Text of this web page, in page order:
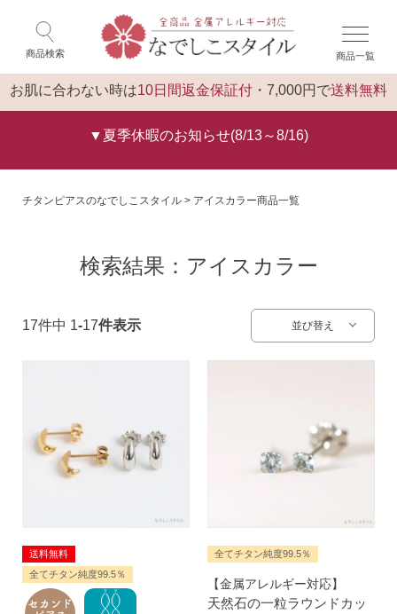
商品検索 商品一覧
お肌に合わない時は10日間返金保証付 ・7,000円で送料無料
▼夏季休暇のお知らせ(8/13～8/16)
閉じる
ゲスト 様 こんにちは
#大粒ピアス
#アイスカラー #バックキャッチ
チタンピアスのなでしこスタイル アイスカラー商品一覧
検索結果：アイスカラー
並び替え
17件中 1-17件表示
送料無料
全てチタン純度99.5％
全てチタン純度99.5％
【金属アレルギー対応】
天然石の一粒ラウンドカッ